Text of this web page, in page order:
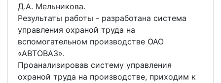
Д.А. Мельникова.
Результаты работы - разработана система
управления охраной труда на
вспомогательном производстве ОАО
«АВТОВАЗ».
Проанализировав систему управления
охраной труда на производстве, приходим к